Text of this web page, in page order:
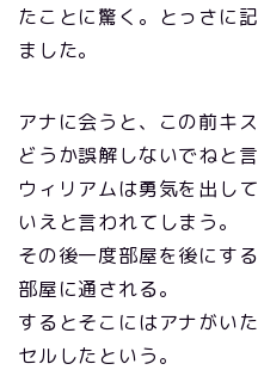
たことに驚く。とっさに
ました。
アナに会うと、この前キ
どうか誤解しないでねと言
ウィリアムは勇気を出し
いえと言われてしまう。
その後一度部屋を後にす
部屋に通される。
するとそこにはアナがい
セルしたという。